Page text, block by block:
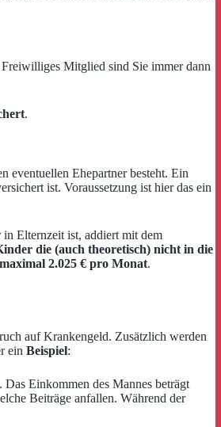
Mitglied sind Sie immer dann
.
eventuellen Ehepartner besteht. Ein
ist. Voraussetzung ist hier das ein
in Elternzeit ist, addiert mit dem
die (auch theoretisch) nicht in die
maximal 2.025 € pro Monat.
auf Krankengeld. Zusätzlich werden
ein Beispiel:
Einkommen des Mannes beträgt
Beiträge anfallen. Während der